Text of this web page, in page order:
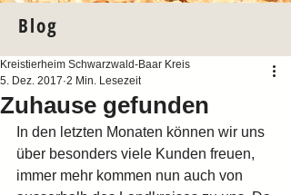
Blog
Zuhause gefunden
Kreistierheim Schwarzwald-Baar Kreis
5. Dez. 2017 2 Min. Lesezeit
In den letzten Monaten können wir uns
über besonders viele Kunden freuen,
immer mehr kommen nun auch von